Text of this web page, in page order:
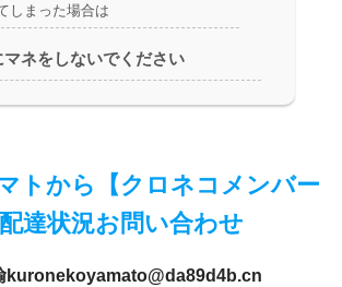
しまった場合は
マネをしないでください
トから【クロネコメンバー
達状況お問い合わせ
kuronekoyamato@da89d4b.cn